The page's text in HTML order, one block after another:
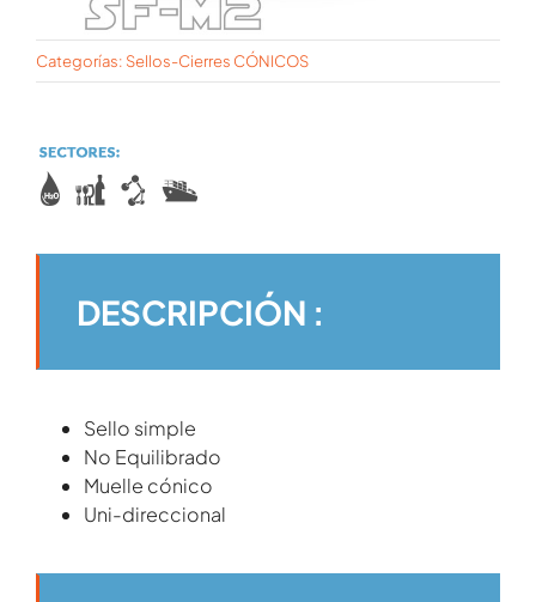
Categorías: Sellos-Cierres CÓNICOS
DESCRIPCIÓN :
Sello simple
No Equilibrado
Muelle cónico
Uni-direccional